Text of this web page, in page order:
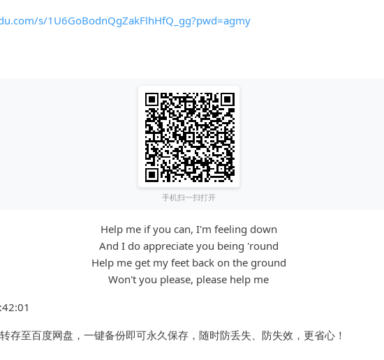
s/1U6GoBodnQgZakFlhHfQ_gg?pwd=agmy
手机扫一扫打开
Help me if you can, I'm feeling down
And I do appreciate you being 'round
Help me get my feet back on the ground
Won't you please, please help me
存至百度网盘，一键备份即可永久保存，随时防丢失、防失效，更省心！